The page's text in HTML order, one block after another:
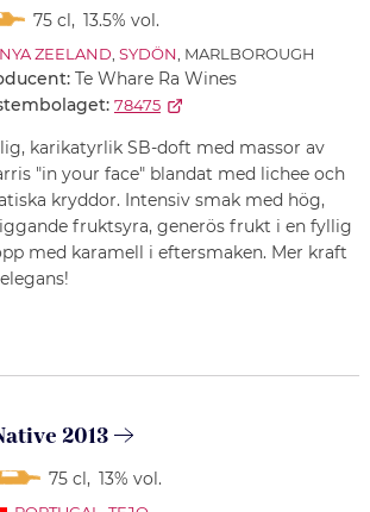
75 cl, 13.5% vol.
NYA ZEELAND SYDÖN , MARLBOROUGH
Te Whare Ra Wines
78475
karikatyrlik SB-doft med massor av
"in your face" blandat med lichee och
kryddor. Intensiv smak med hög,
fruktsyra, generös frukt i en fyllig
med karamell i eftersmaken. Mer kraft
2013
75 cl, 13% vol.